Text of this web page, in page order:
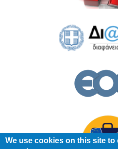
We use cookies on this site